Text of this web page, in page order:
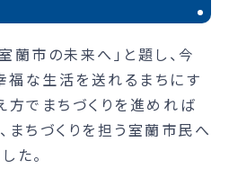
蘭市の未来へ」と題し、今
な生活を送れるまちにす
方でまちづくりを進めれば
まちづくりを担う室蘭市民へ
た。